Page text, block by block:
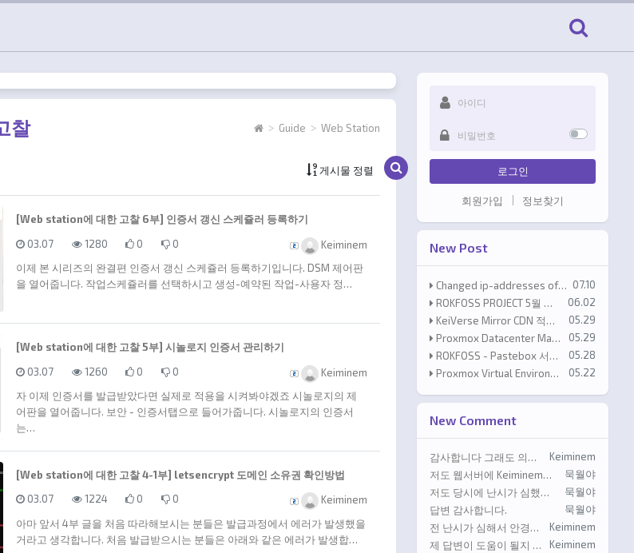
찰 Guide Web Station
게시물 정렬 게시판 검색
[Web station에 대한 고찰 6부] 인증서 갱신 스케쥴러 등록하기
등록자Keiminem
등록일
03.07 조회
1280 추천
0 비추천
0
이제 본 시리즈의 완결편 인증서 갱신 스케쥴러 등록하기입니다. DSM 제어판
을 열어줍니다. 작업스케쥴러를 선택하시고 생성-예약된 작업-사용자 정…
[Web station에 대한 고찰 5부] 시놀로지 인증서 관리하기
등록자Keiminem
등록일
03.07 조회
1260 추천
0 비추천
0
자 이제 인증서를 발급받았다면 실제로 적용을 시켜봐야겠죠 시놀로지의 제
어판을 열어줍니다. 보안 - 인증서탭으로 들어가줍니다. 시놀로지의 인증서
는…
[Web station에 대한 고찰 4-1부] letsencrypt 도메인 소유권 확인방법
등록자Keiminem
등록일
03.07 조회
1224 추천
0 비추천
0
아마 앞서 4부 글을 처음 따라해보시는 분들은 발급과정에서 에러가 발생했을
거라고 생각합니다. 처음 발급받으시는 분들은 아래와 같은 에러가 발생합…
로그인
회원가입 정보찾기
New Post
등록일
07.10
Changed ip-addresses of shop.proxmox.com
등록일
06.02
ROKFOSS PROJECT 5월 전송량 통계
등록일
05.29
KeiVerse Mirror CDN 적용 안내
등록일
05.29
Proxmox Datacenter Manager 1.1 released!
등록일
05.28
ROKFOSS - Pastebox 서비스 운영 개시
등록일
05.22
Proxmox Virtual Environment 9.2 available!
New Comment
등록자
Keiminem
감사합니다 그래도 의미없는 댓글은 자제해주셔요 같은 댓글은 모두 삭제처리했습니다.
등록자
묵월야
저도 웹서버에 Keiminem님 홈페이지처럼 설치해보고 싶은데 그누보드를 설치하신건가요? 테마와 스킨은 직접 제작하신건지 궁금합니다.
등록자
묵월야
저도 당시에 난시가 심했고 원추각막 이라는 판정을 받아서 수술이 불가했었습니다. 그랬다가 몇년 지나고 다른 병원에 가니 수술이 가능하다고 해서 …
등록자
묵월야
답변 감사합니다.
등록자
Keiminem
전 난시가 심해서 안경을 쓰는거라서 사실 라식의 효과를 보기가 좀 어렵다고 진단받았습니다 하핫
등록자
Keiminem
제 답변이 도움이 될지 모르겠습니다만;;; 저는 정말어쩔수 없는 경우가 아니면 도커사용을 자제하는편입니다; nginx proxy manage…